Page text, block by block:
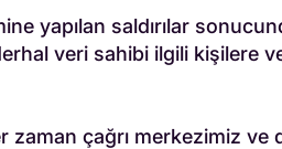
yapılan saldırılar
veri sahibi ilgili kişilere
çağrı merkezimiz ve